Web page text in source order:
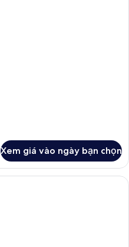
Xem giá vào ngày bạn chọn